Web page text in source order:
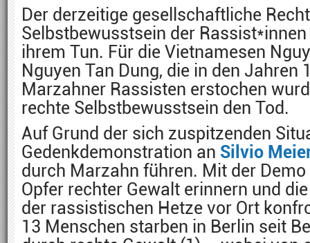
Der derzeitige gesellschaftliche
Selbstbewusstsein der
ihrem Tun. Für die Vietnamesen
Nguyen Tan Dung, die in den Jahren
Marzahner Rassisten erstochen
rechte Selbstbewusstsein den Tod.
Auf Grund der sich zuspitzenden
Gedenkdemonstration an Silvio
durch Marzahn führen. Mit der
Opfer rechter Gewalt erinnern und
der rassistischen Hetze vor Ort
13 Menschen starben in Berlin seit